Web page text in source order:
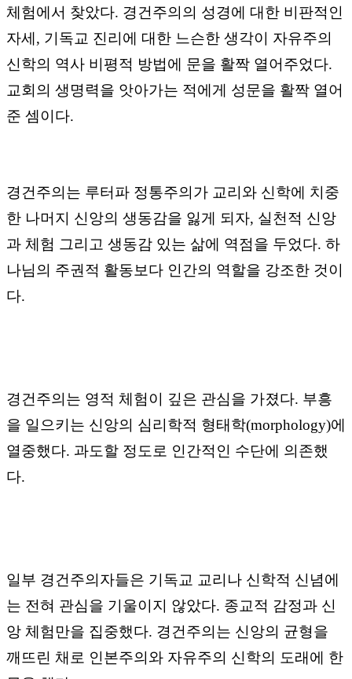
체험에서 찾았다. 경건주의의 성경에 대한 비판적인
자세 , 기독교 진리에 대한 느슨한 생각이 자유주의
신학의 역사 비평적 방법에 문을 활짝 열어주었다.
교회의 생명력을 앗아가는 적에게 성문을 활짝 열어
준 셈이다.
경건주의는 루터파 정통주의가 교리와 신학에 치중
한 나머지 신앙의 생동감을 잃게 되자, 실천적 신앙
과 체험 그리고 생동감 있는 삶에 역점을 두었다. 하
나님의 주권적 활동보다 인간의 역할을 강조한 것이
다.
경건주의는 영적 체험이 깊은 관심을 가졌다. 부흥
을 일으키는 신앙의 심리학적 형태학(morphology)에
열중했다. 과도할 정도로 인간적인 수단에 의존했
다.
일부 경건주의자들은 기독교 교리나 신학적 신념에
는 전혀 관심을 기울이지 않았다. 종교적 감정과 신
앙 체험만을 집중했다. 경건주의는 신앙의 균형을
깨뜨린 채로 인본주의와 자유주의 신학의 도래에 한